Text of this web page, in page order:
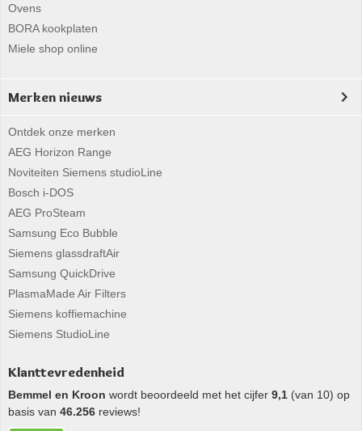
Ovens
BORA kookplaten
Miele shop online
Merken nieuws
Ontdek onze merken
AEG Horizon Range
Noviteiten Siemens studioLine
Bosch i-DOS
AEG ProSteam
Samsung Eco Bubble
Siemens glassdraftAir
Samsung QuickDrive
PlasmaMade Air Filters
Siemens koffiemachine
Siemens StudioLine
Klanttevredenheid
Bemmel en Kroon wordt beoordeeld met het cijfer 9,1 (van 10) op
basis van 46.256 reviews!